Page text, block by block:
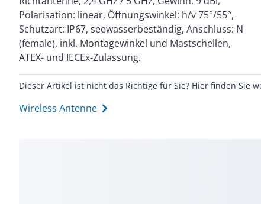
Polarisation: linear, Öffnungswinkel: h/v 75°/55°,
Schutzart: IP67, seewasserbeständig, Anschluss: N
(female), inkl. Montagewinkel und Mastschellen,
ATEX- und IECEx-Zulassung.
Dieser Artikel ist nicht das Richtige für Sie? Hier finden Sie
Wireless Antenne